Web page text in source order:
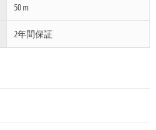
50 m
2年間保証